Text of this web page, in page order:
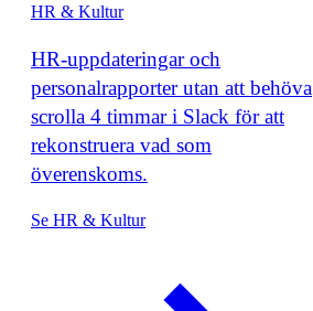
HR & Kultur
HR-uppdateringar och
personalrapporter utan att behöva
scrolla 4 timmar i Slack för att
rekonstruera vad som
överenskoms.
Se HR & Kultur